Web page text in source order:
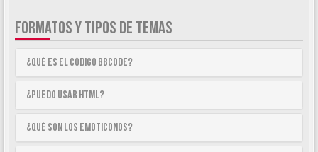
FORMATOS Y TIPOS DE TEMAS
¿Qué es el código BBCode?
¿Puedo usar HTML?
¿Qué son los emoticonos?